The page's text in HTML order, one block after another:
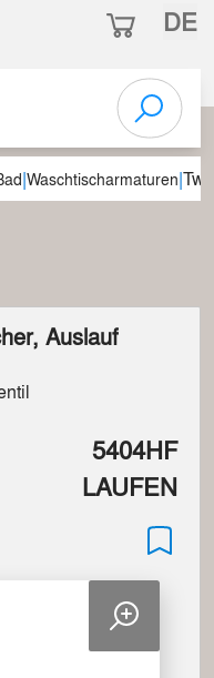
DE
|Waschtischarmaturen|
Auslauf
5404HF
LAUFEN